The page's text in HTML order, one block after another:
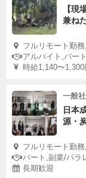
【現
兼ね
フルリモート勤
アルバイト,パー
時給1,140〜1,300
一般
日本
源・
フルリモート勤
パート,副業/パラ
長期歓迎